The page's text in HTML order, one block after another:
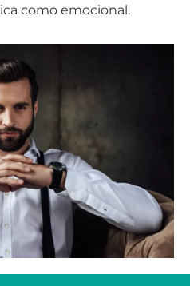
como emocional.